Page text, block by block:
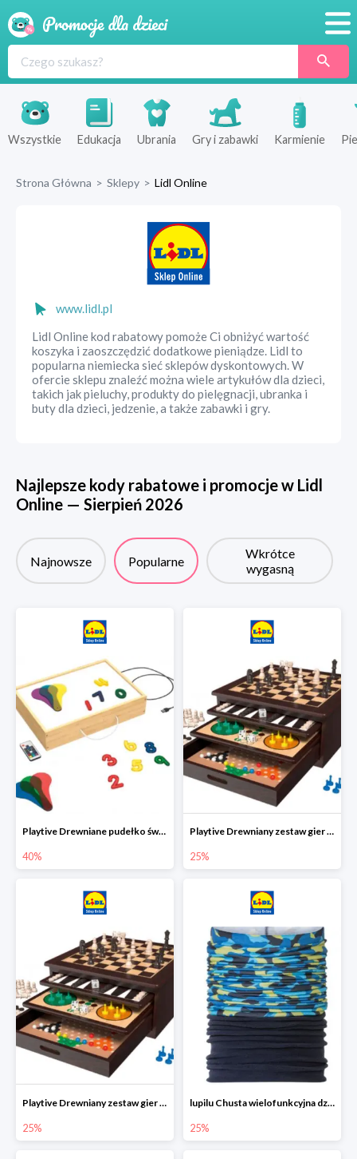
Produkty
Sklepy
Wszystkie Edukacja Ubrania Gry i zabawki Karmienie
Strona Główna > Sklepy > Lidl Online
www.lidl.pl
Lidl Online kod rabatowy pomoże Ci obniżyć wartość
koszyka i zaoszczędzić dodatkowe pieniądze. Lidl to
popularna niemiecka sieć sklepów dyskontowych. W
ofercie sklepu znaleźć można wiele artykułów dla dzieci,
takich jak pieluchy, produkty do pielęgnacji, ubranka i
buty dla dzieci, jedzenie, a także zabawki i gry.
Najlepsze kody rabatowe i promocje w Lidl
Online — Sierpień 2026
Najnowsze Popularne
Wkrótce
wygasną
Playtive Drewniane pudełko świetlne MONTESSORI
40%
Playtive Drewniany zestaw gier 10 w 1
25%
Playtive Drewniany zestaw gier 10 w 1
25%
lupilu Chusta wielofunkcyjna dziecięca
25%